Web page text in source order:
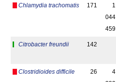
Chlamydia trachomatis 171
1
044
459
Citrobacter freundii 142
Clostridioides difficile 26
4